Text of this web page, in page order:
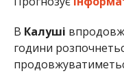
В Калуші
години